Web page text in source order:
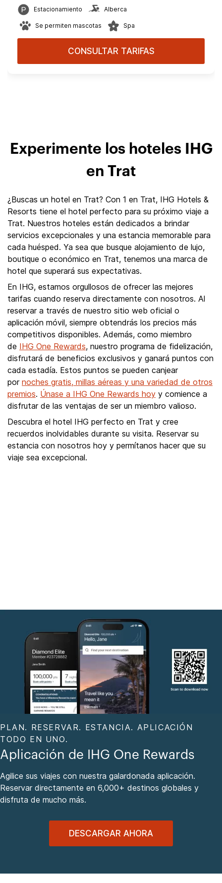
Estacionamiento Alberca
Se permiten mascotas Spa
CONSULTAR TARIFAS
Experimente los hoteles IHG
en Trat
¿Buscas un hotel en Trat? Con 1 en Trat, IHG Hotels &
Resorts tiene el hotel perfecto para su próximo viaje a
Trat. Nuestros hoteles están dedicados a brindar
servicios excepcionales y una estancia memorable para
cada huésped. Ya sea que busque alojamiento de lujo,
boutique o económico en Trat, tenemos una marca de
hotel que superará sus expectativas.
En IHG, estamos orgullosos de ofrecer las mejores
tarifas cuando reserva directamente con nosotros. Al
reservar a través de nuestro sitio web oficial o
aplicación móvil, siempre obtendrás los precios más
competitivos disponibles. Además, como miembro
de IHG One Rewards, nuestro programa de fidelización,
disfrutará de beneficios exclusivos y ganará puntos con
cada estadía. Estos puntos se pueden canjear
por noches gratis, millas aéreas y una variedad de otros
premios. Únase a IHG One Rewards hoy y comience a
disfrutar de las ventajas de ser un miembro valioso.
Descubra el hotel IHG perfecto en Trat y cree
recuerdos inolvidables durante su visita. Reservar su
estancia con nosotros hoy y permítanos hacer que su
viaje sea excepcional.
PLAN. RESERVAR. ESTANCIA. APLICACIÓN
TODO EN UNO.
Aplicación de IHG One Rewards
Agilice sus viajes con nuestra galardonada aplicación.
Reservar directamente en 6,000+ destinos globales y
disfruta de mucho más.
DESCARGAR AHORA